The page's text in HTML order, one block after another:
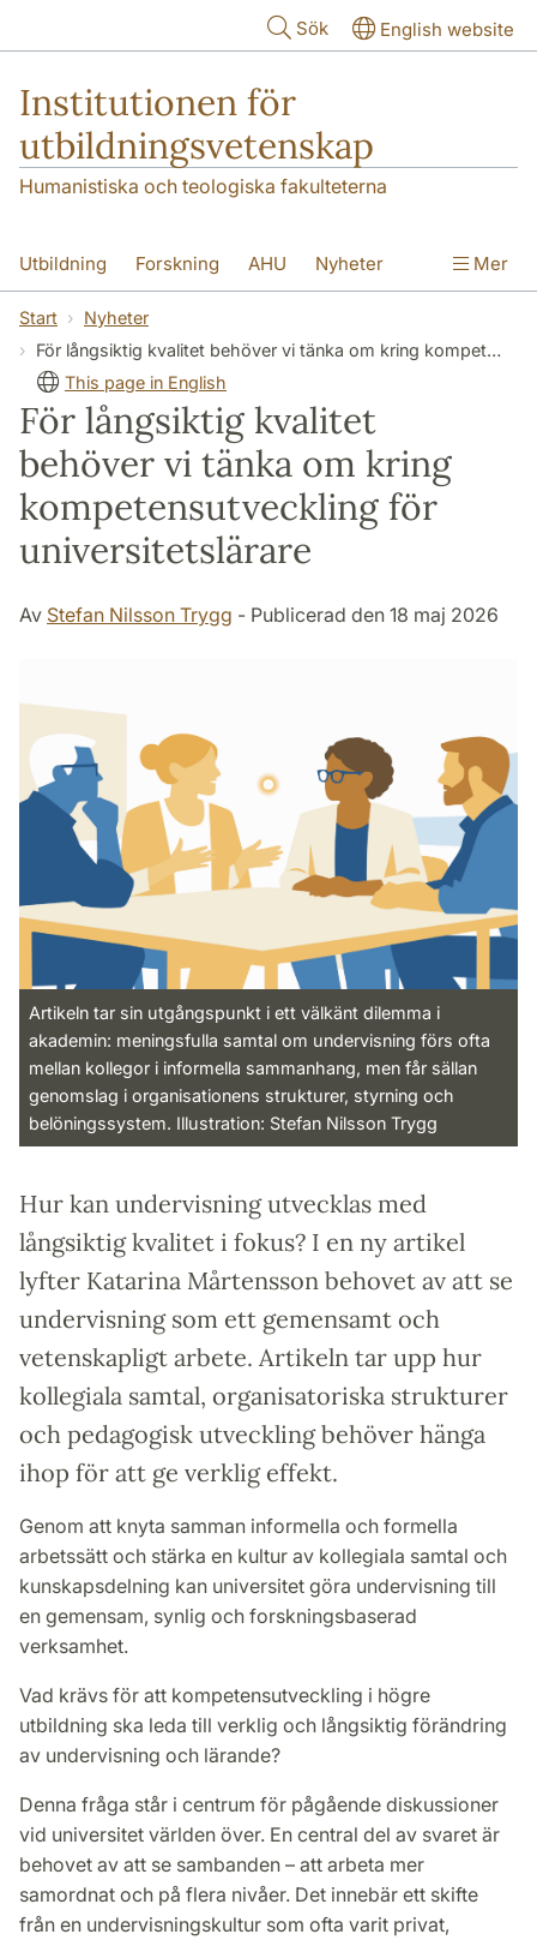
Sök English website
Institutionen för
utbildningsvetenskap
Humanistiska och teologiska fakulteterna
Utbildning Forskning AHU Nyheter
Kontakt Om institutionen
Mer
Start
Nyheter
För långsiktig kvalitet behöver vi tänka om kring kompetensutveckling för universitetslärare
This page in English
För långsiktig kvalitet
behöver vi tänka om kring
kompetensutveckling för
universitetslärare
Av Stefan Nilsson Trygg - Publicerad den 18 maj 2026
Artikeln tar sin utgångspunkt i ett välkänt dilemma i
akademin: meningsfulla samtal om undervisning förs ofta
mellan kollegor i informella sammanhang, men får sällan
genomslag i organisationens strukturer, styrning och
belöningssystem. Illustration: Stefan Nilsson Trygg
Hur kan undervisning utvecklas med
långsiktig kvalitet i fokus? I en ny artikel
lyfter Katarina Mårtensson behovet av att se
undervisning som ett gemensamt och
vetenskapligt arbete. Artikeln tar upp hur
kollegiala samtal, organisatoriska strukturer
och pedagogisk utveckling behöver hänga
ihop för att ge verklig effekt.
Genom att knyta samman informella och formella
arbetssätt och stärka en kultur av kollegiala samtal och
kunskapsdelning kan universitet göra undervisning till
en gemensam, synlig och forskningsbaserad
verksamhet.
Vad krävs för att kompetensutveckling i högre
utbildning ska leda till verklig och långsiktig förändring
av undervisning och lärande?
Denna fråga står i centrum för pågående diskussioner
vid universitet världen över. En central del av svaret är
behovet av att se sambanden – att arbeta mer
samordnat och på flera nivåer. Det innebär ett skifte
från en undervisningskultur som ofta varit privat,